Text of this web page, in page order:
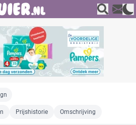
Prijshistorie Omschrijving